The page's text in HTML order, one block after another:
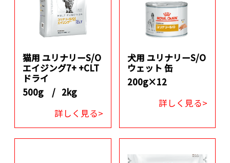
猫用 ユリナリーS/O
エイジング7+ +CLT
ドライ
500g / 2kg
詳しく見る>
犬用 ユリナリーS/O
ウェット 缶
200g×12
詳しく見る>